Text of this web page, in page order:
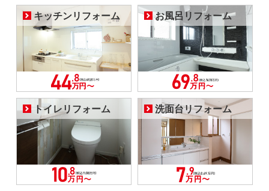
キッチンリフォーム お風呂リフォーム
トイレリフォーム 洗面台リフォーム